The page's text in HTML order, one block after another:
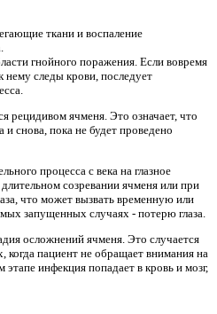
ткани и воспаление
гнойного поражения. Если вовремя
следы крови, последует
рецидивом ячменя. Это означает, что
и снова, пока не будет проведено
процесса с века на глазное
созревании ячменя или при
что может вызвать временную или
запущенных случаях - потерю глаза.
осложнений ячменя. Это случается
когда пациент не обращает внимания на
этапе инфекция попадает в кровь и мозг,